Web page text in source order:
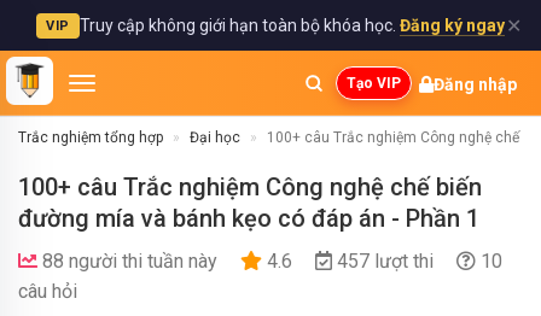
VIP Truy cập không giới hạn toàn bộ khóa học. Đăng ký ngay✕
Tạo VIP Đăng nhập
Trắc nghiệm tổng hợp Đại học 100+ câu Trắc nghiệm Công nghệ chế
100+ câu Trắc nghiệm Công nghệ chế biến
đường mía và bánh kẹo có đáp án - Phần 1
88 người thi tuần này 4.6 457 lượt thi
10
câu hỏi